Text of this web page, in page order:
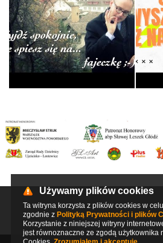
Eucharystia według ks.
Jana - Kato…
Liturgia
Używamy plików cookies
Ta witryna korzysta z plików cookies w
zgodnie z Polityką Prywatności i plików
Korzystanie z niniejszej witryny
jest równoznaczne ze zgodą użytkownika